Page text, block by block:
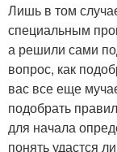
Лишь в том
специальным
а решили сами
вопрос, как
вас все еще
подобрать
для начала
понять удастся